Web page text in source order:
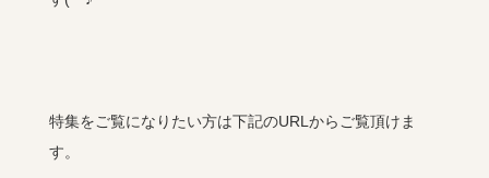
特集をご覧になりたい方は下記のURLからご覧頂けま
す。